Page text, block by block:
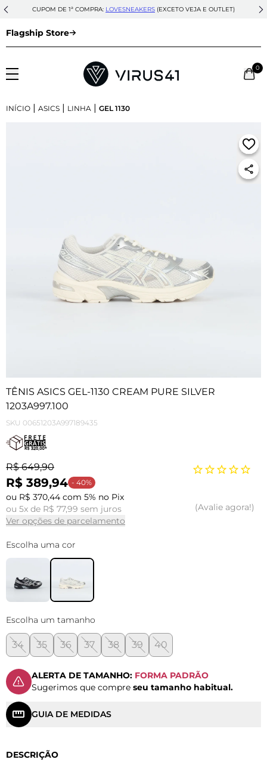
CUPOM DE 1ª COMPRA: LOVESNEAKERS (EXCETO VEJA E OUTLET)
Flagship Store
0
INÍCIO | ASICS | LINHA | GEL 1130
TÊNIS ASICS GEL-1130 CREAM PURE SILVER
1203A997.100
SKU 00651203A997189435
R$ 649,90
R$ 389,94 - 40%
ou R$ 370,44 com 5% no Pix
ou 5x de R$ 77,99 sem juros
Ver opções de parcelamento
Avalie agora!
Escolha uma cor
Escolha um tamanho
34 35 36 37 38 39 40
ALERTA DE TAMANHO: FORMA PADRÃO
Sugerimos que compre seu tamanho habitual.
GUIA DE MEDIDAS
DESCRIÇÃO